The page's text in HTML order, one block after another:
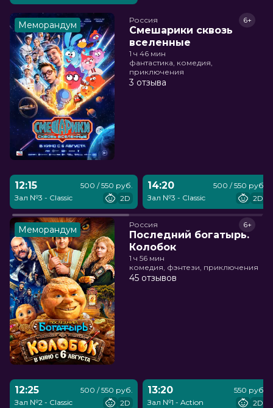
Меморандум Россия
Смешарики сквозь
вселенные
6+
1 ч 46 мин
фантастика, комедия,
приключения
3 отзыва
12:15
Зал №3 - Classic
500 / 550 руб.
2D
14:20
Зал №3 - Classic
500 / 550 руб.
2D
Меморандум Россия
Последний богатырь.
Колобок
6+
1 ч 56 мин
комедия, фэнтези, приключения
45 отзывов
12:25
Зал №2 - Classic
500 / 550 руб.
2D
13:20
Зал №1 - Action
550 руб.
2D